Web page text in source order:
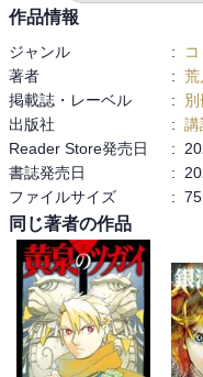
王都　ヒルメス軍地下道よ
ルシタニア人の惨殺
第百十四章　ギスカールの
ヒルメスの王位主張
ギスカールの罠にハマる
王でなければならない者
第百十五章　悪魔のささや
ヒルメスへ魔道士のささやき
第百十六章　始まりの地
アトロパテネ始まリの地
ザラーヴァント卿　ジムサ
第百十七章　アトロパテネ
ア軍を率い、再起を目論む
の行く手を阻む！ そして迫
地・アトロパテネへ。王
・‥…━━━☆・
感想は最終巻にまとめて記
作品情報
ジャンル :
著者
: 荒
掲載誌・レーベル
:
出版社
: 講
Reader Store発売日
:
書誌発売日
:
ファイルサイズ
:
同じ著者の作品